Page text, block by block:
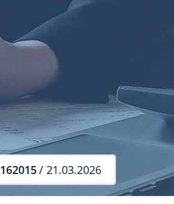
162015/ 21.03.2026